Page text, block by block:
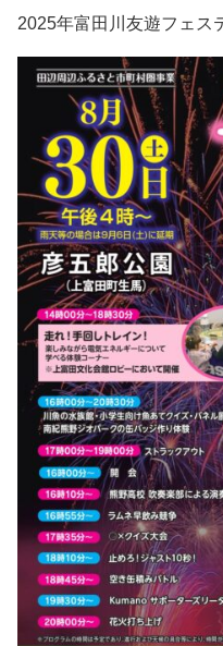
2025年富田川友遊フェス